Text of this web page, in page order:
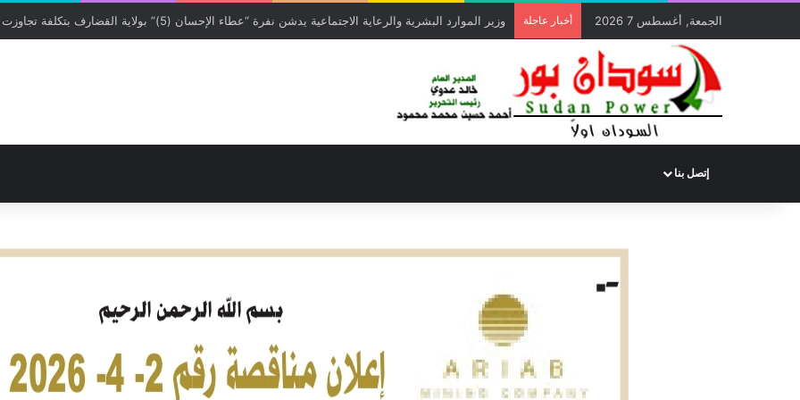
الجمعة, أغسطس 7 2026 أخبار عاجلة تأجيل الالم…… الحكومة التي يستحقونها د. كرار التهامي يكتب 1/2
إتصل بنا